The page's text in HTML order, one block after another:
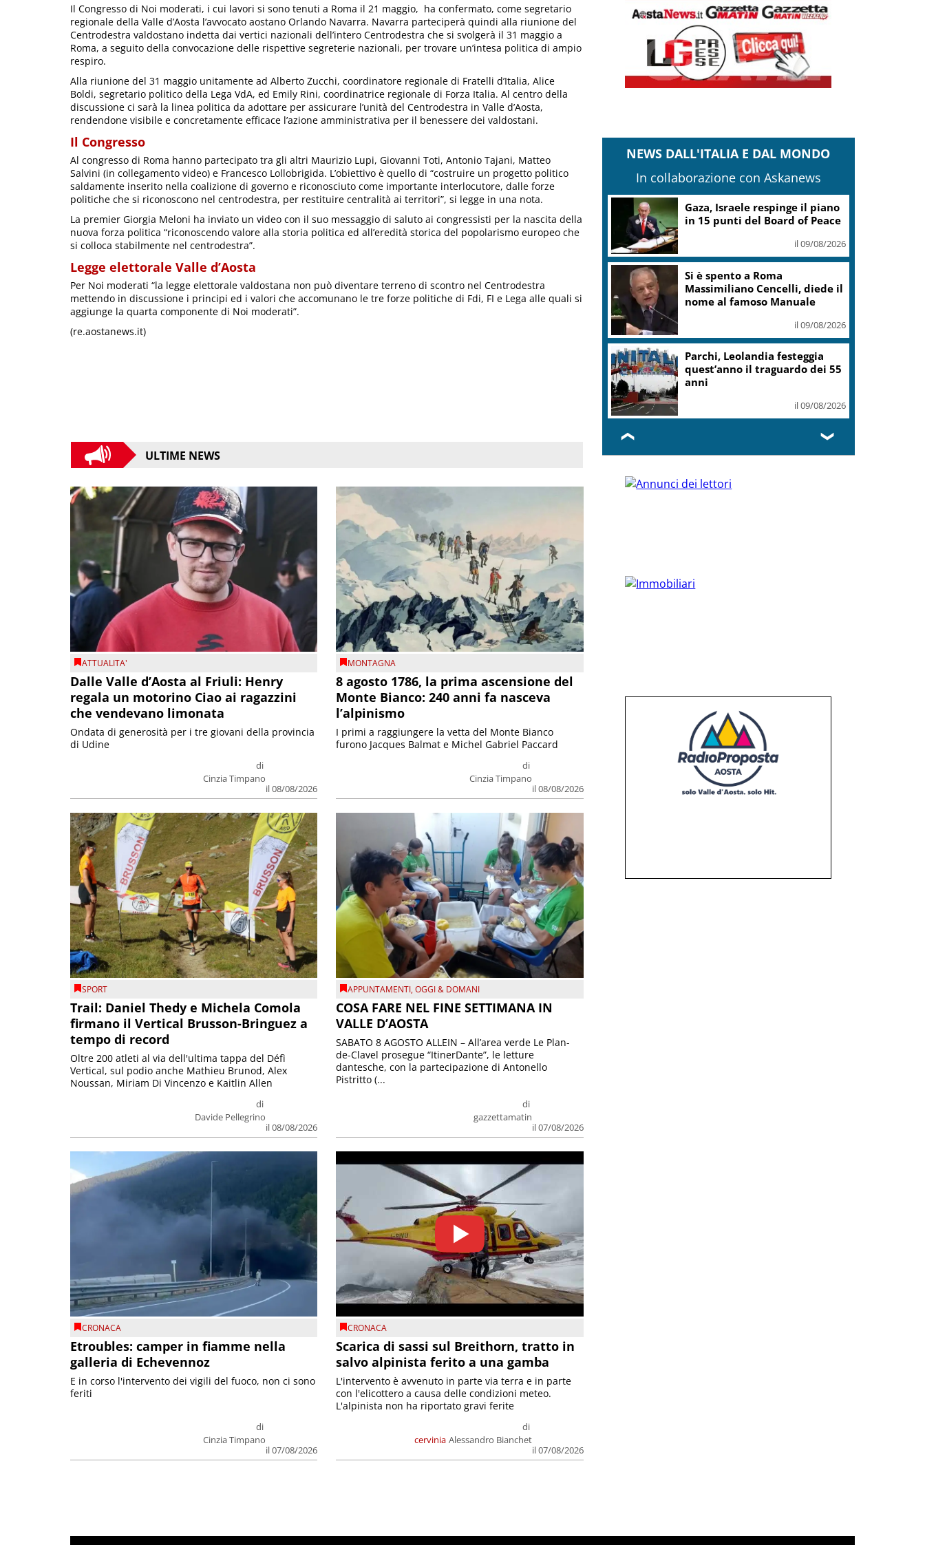
Il Congresso di Noi moderati, i cui lavori si sono tenuti a Roma il 21 maggio, ha confermato, come segretario
regionale della Valle d’Aosta l’avvocato aostano Orlando Navarra. Navarra parteciperà quindi alla riunione del
Centrodestra valdostano indetta dai vertici nazionali dell’intero Centrodestra che si svolgerà il 31 maggio a
Roma, a seguito della convocazione delle rispettive segreterie nazionali, per trovare un’intesa politica di ampio
respiro.
Alla riunione del 31 maggio unitamente ad Alberto Zucchi, coordinatore regionale di Fratelli d’Italia, Alice
Boldi, segretario politico della Lega VdA, ed Emily Rini, coordinatrice regionale di Forza Italia. Al centro della
discussione ci sarà la linea politica da adottare per assicurare l’unità del Centrodestra in Valle d’Aosta,
rendendone visibile e concretamente efficace l’azione amministrativa per il benessere dei valdostani.
Il Congresso
Al congresso di Roma hanno partecipato tra gli altri Maurizio Lupi, Giovanni Toti, Antonio Tajani, Matteo
Salvini (in collegamento video) e Francesco Lollobrigida. L’obiettivo è quello di “costruire un progetto politico
saldamente inserito nella coalizione di governo e riconosciuto come importante interlocutore, dalle forze
politiche che si riconoscono nel centrodestra, per restituire centralità ai territori”, si legge in una nota.
La premier Giorgia Meloni ha inviato un video con il suo messaggio di saluto ai congressisti per la nascita della
nuova forza politica “riconoscendo valore alla storia politica ed all’eredità storica del popolarismo europeo che
si colloca stabilmente nel centrodestra”.
Legge elettorale Valle d’Aosta
Per Noi moderati “la legge elettorale valdostana non può diventare terreno di scontro nel Centrodestra
mettendo in discussione i principi ed i valori che accomunano le tre forze politiche di Fdi, FI e Lega alle quali si
aggiunge la quarta componente di Noi moderati”.
(re.aostanews.it)
ULTIME NEWS
ATTUALITA'
Dalle Valle d’Aosta al Friuli: Henry
regala un motorino Ciao ai ragazzini
che vendevano limonata
di
Cinzia Timpano
il 08/08/2026
Ondata di generosità per i tre giovani della provincia
di Udine
MONTAGNA
8 agosto 1786, la prima ascensione del
Monte Bianco: 240 anni fa nasceva
l’alpinismo
di
Cinzia Timpano
il 08/08/2026
I primi a raggiungere la vetta del Monte Bianco
furono Jacques Balmat e Michel Gabriel Paccard
SPORT
Trail: Daniel Thedy e Michela Comola
firmano il Vertical Brusson-Bringuez a
tempo di record
di
Davide Pellegrino
il 08/08/2026
Oltre 200 atleti al via dell'ultima tappa del Défì
Vertical, sul podio anche Mathieu Brunod, Alex
Noussan, Miriam Di Vincenzo e Kaitlin Allen
APPUNTAMENTI,OGGI & DOMANI
COSA FARE NEL FINE SETTIMANA IN
VALLE D’AOSTA
di
gazzettamatin
il 07/08/2026
SABATO 8 AGOSTO ALLEIN – All’area verde Le Plan-
de-Clavel prosegue “ItinerDante”, le letture
dantesche, con la partecipazione di Antonello
Pistritto (...
CRONACA
Etroubles: camper in fiamme nella
galleria di Echevennoz
di
Cinzia Timpano
il 07/08/2026
E in corso l'intervento dei vigili del fuoco, non ci sono
feriti
CRONACA
Scarica di sassi sul Breithorn, tratto in
salvo alpinista ferito a una gamba
cervinia
di
Alessandro Bianchet
il 07/08/2026
L'intervento è avvenuto in parte via terra e in parte
con l'elicottero a causa delle condizioni meteo.
L'alpinista non ha riportato gravi ferite
NEWS DALL'ITALIA E DAL MONDO
In collaborazione con Askanews
Gaza, Israele respinge il piano
in 15 punti del Board of Peace
il 09/08/2026
Si è spento a Roma
Massimiliano Cencelli, diede il
nome al famoso Manuale
il 09/08/2026
Parchi, Leolandia festeggia
quest’anno il traguardo dei 55
anni
il 09/08/2026
❮ ❯